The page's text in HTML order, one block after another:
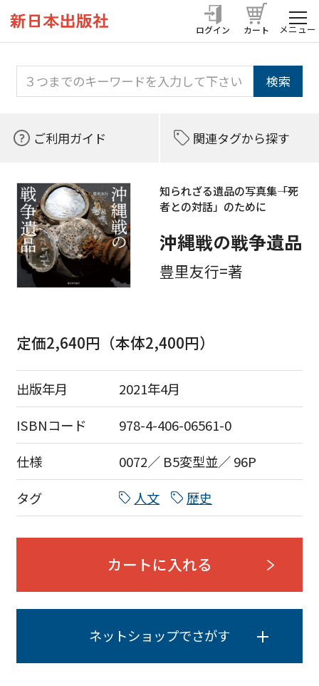
ログイン カート メニュー
ご利用ガイド 関連タグから探す
知られざる遺品の写真集――「死
者との対話」のために
沖縄戦の戦争遺品
豊里友行=著
定価2,640円（本体2,400円）
出版年月
2021年4月
ISBNコード
978-4-406-06561-0
仕様
0072／ B5変型並／ 96P
タグ
人文 歴史
カートに入れる
ネットショップでさがす